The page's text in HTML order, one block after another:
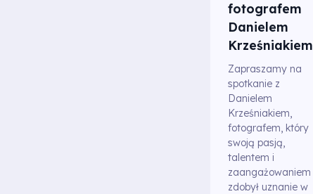
fotografem
Danielem
Krześniakiem
Zapraszamy na
spotkanie z
Danielem
Krześniakiem,
fotografem, który
swoją pasją,
talentem i
zaangażowaniem
zdobył uznanie w